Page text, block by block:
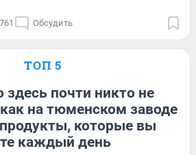
761 Обсудить
ТОП 5
здесь почти никто не
на тюменском заводе
которые вы
каждый день